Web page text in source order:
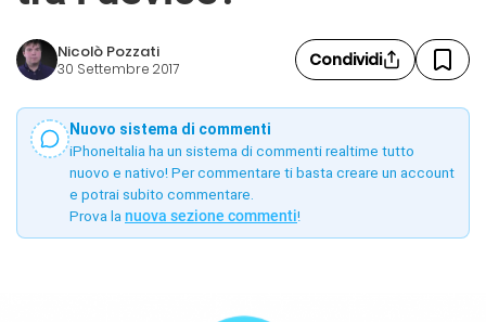
Nicolò Pozzati
30 Settembre 2017 Condividi
Nuovo sistema di commenti
iPhoneItalia ha un sistema di commenti realtime tutto
nuovo e nativo! Per commentare ti basta creare un account
e potrai subito commentare.
Prova la nuova sezione commenti!